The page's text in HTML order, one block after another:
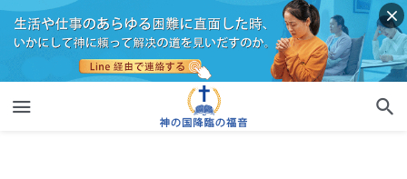
91 神に用いられる人のあるべき姿